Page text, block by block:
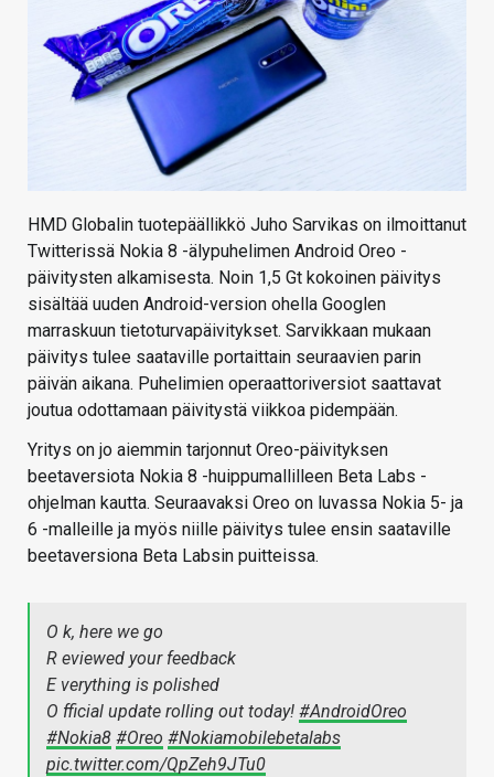
HAKU
HMD Globalin tuotepäällikkö Juho Sarvikas on ilmoittanut
Twitterissä Nokia 8 -älypuhelimen Android Oreo -
päivitysten alkamisesta. Noin 1,5 Gt kokoinen päivitys
sisältää uuden Android-version ohella Googlen
marraskuun tietoturvapäivitykset. Sarvikkaan mukaan
päivitys tulee saataville portaittain seuraavien parin
päivän aikana. Puhelimien operaattoriversiot saattavat
joutua odottamaan päivitystä viikkoa pidempään.
Yritys on jo aiemmin tarjonnut Oreo-päivityksen
beetaversiota Nokia 8 -huippumallilleen Beta Labs -
ohjelman kautta. Seuraavaksi Oreo on luvassa Nokia 5- ja
6 -malleille ja myös niille päivitys tulee ensin saataville
beetaversiona Beta Labsin puitteissa.
O k, here we go
R eviewed your feedback
E verything is polished
O fficial update rolling out today! #AndroidOreo
#Nokia8 #Oreo #Nokiamobilebetalabs
pic.twitter.com/QpZeh9JTu0